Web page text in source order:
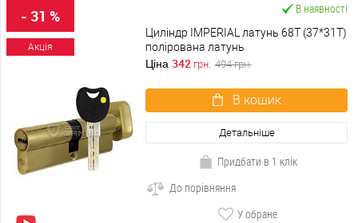
- 31 %
Акція
В наявності
Циліндр IMPERIAL латунь 68T (37*31T)
полірована латунь
Ціна 342 грн. 494грн.
В кошик
Детальніше
Придбати в 1 клік
До порівняння
У обране